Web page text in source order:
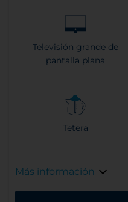
Televisión grande de
pantalla plana
Tetera
Más información